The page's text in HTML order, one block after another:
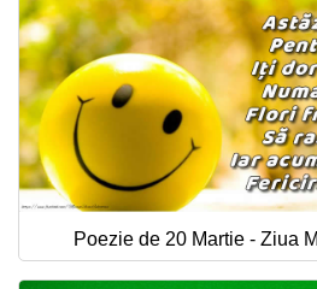
Poezie de 20 Martie - Ziua